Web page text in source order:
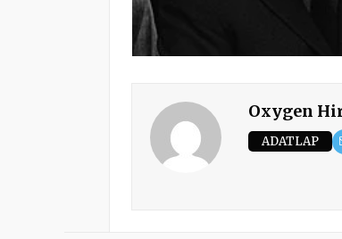
Oxygen
ADATLAP